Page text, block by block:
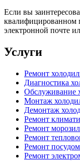
Если вы
квалифицированном
электронной почте
Услуги
Ремонт
Диагностика
Обслуживание
Монтаж
Демонтаж
Ремонт
Ремонт
Ремонт
Ремонт
Ремонт